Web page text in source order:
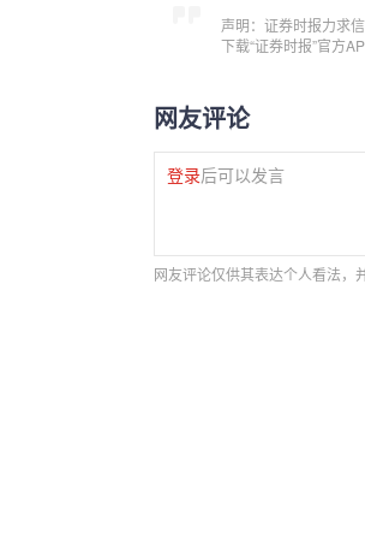
声明：证券时报力求
下载“证券时报”官方
网友评论
登录后可以发言
网友评论仅供其表达个人看法，